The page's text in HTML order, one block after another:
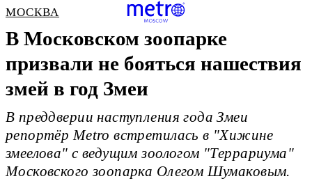
МОСКВА
В Московском зоопарке
призвали не бояться нашествия
змей в год Змеи
В преддверии наступления года Змеи
репортёр Metro встретилась в "Хижине
змеелова" с ведущим зоологом "Террариума"
Московского зоопарка Олегом Шумаковым.